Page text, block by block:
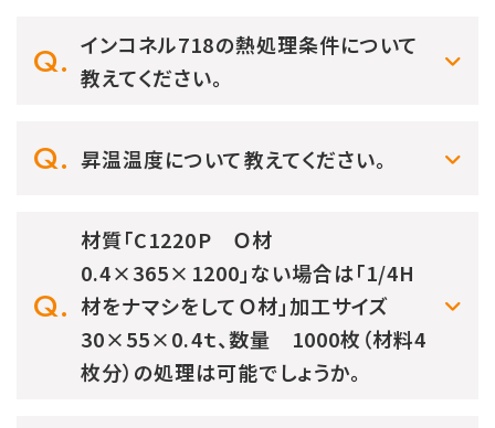
インコネル718の熱処理条件について
教えてください。
昇温温度について教えてください。
材質「C1220P Ｏ材
0.4×365×1200」ない場合は「1/4H
材をナマシをしてＯ材」加工サイズ
30×55×0.4ｔ、数量 1000枚（材料4
枚分）の処理は可能でしょうか。